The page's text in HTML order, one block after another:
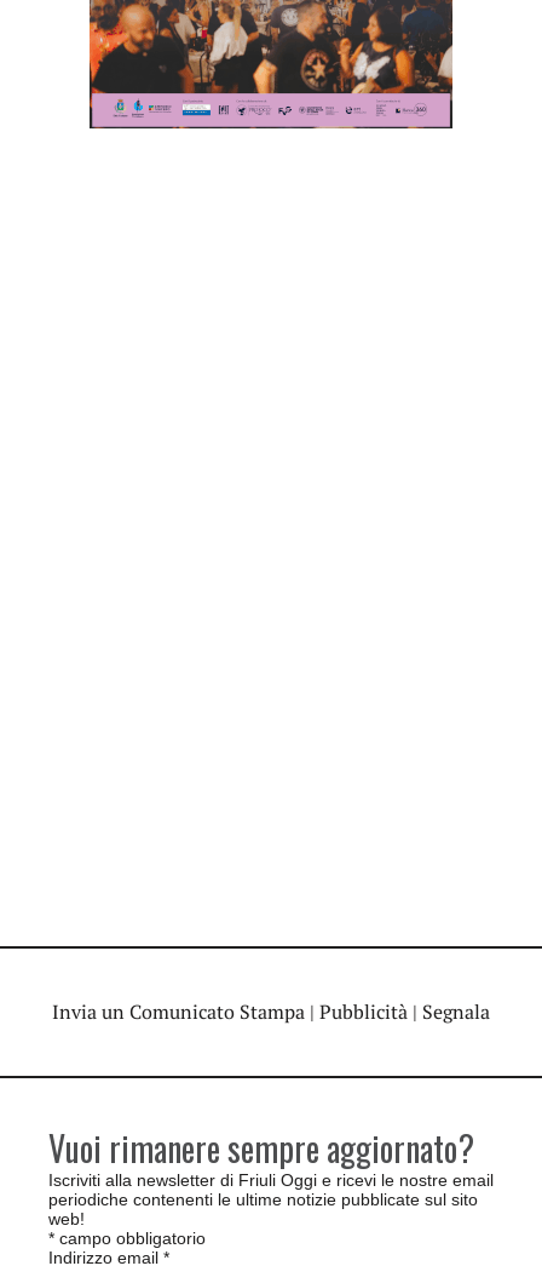
Invia un Comunicato Stampa | Pubblicità | Segnala
Vuoi rimanere sempre aggiornato?
Iscriviti alla newsletter di Friuli Oggi e ricevi le nostre email
periodiche contenenti le ultime notizie pubblicate sul sito
web!
* campo obbligatorio
Indirizzo email *